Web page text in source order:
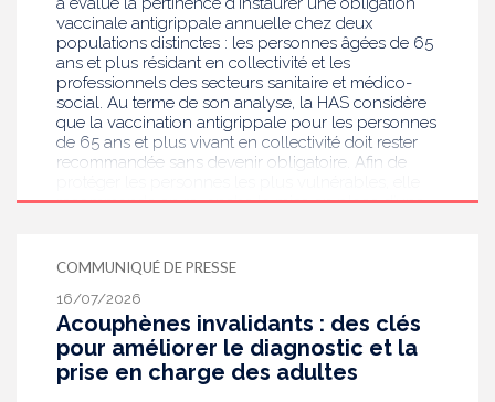
vaccinale antigrippale annuelle chez deux
populations distinctes : les personnes âgées de 65
ans et plus résidant en collectivité et les
professionnels des secteurs sanitaire et médico-
social. Au terme de son analyse, la HAS considère
que la vaccination antigrippale pour les personnes
de 65 ans et plus vivant en collectivité doit rester
recommandée sans devenir obligatoire. Afin de
recommande en revanche la mise en place d’une
pour les autres professionnels travaillant dans les
établissements de santé ou dans les
établissements médicaux sociaux hébergeant des
personnes âgées, en contact avec des personnes à
risque de grippe sévère, avec un déploiement
prioritaire en Ehpad et en USLD.
COMMUNIQUÉ DE PRESSE
16/07/2026
Acouphènes invalidants : des clés
pour améliorer le diagnostic et la
prise en charge des adultes